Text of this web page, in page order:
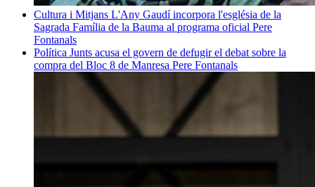
Cultura i Mitjans L'Any Gaudí incorpora l'església de la
Sagrada Família de la Bauma al programa oficial Pere
Fontanals
Política Junts acusa el govern de defugir el debat sobre la
compra del Bloc 8 de Manresa Pere Fontanals